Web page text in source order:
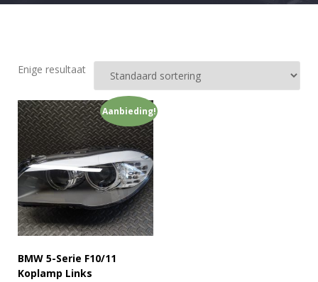
Enige resultaat
Aanbieding!
BMW 5-Serie F10/11
Koplamp Links